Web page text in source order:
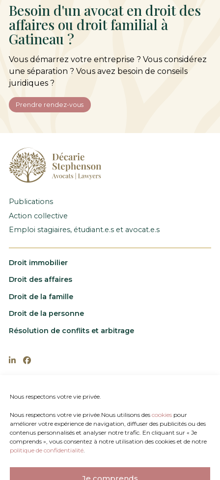
Nous respectons votre vie privée.
Nous respectons votre vie privée.Nous utilisons des cookies pour
améliorer votre expérience de navigation, diffuser des publicités ou des
contenus personnalisés et analyser notre trafic. En cliquant sur « Je
comprends », vous consentez à notre utilisation des cookies et de notre
politique de confidentialité.
Je comprends
Besoin d'un avocat en droit des
affaires ou droit familial à
Gatineau ?
Vous démarrez votre entreprise ? Vous considérez
une séparation ? Vous avez besoin de conseils
juridiques ?
Prendre rendez-vous
Publications
Action collective
Emploi stagiaires, étudiant.e.s et avocat.e.s
Droit immobilier
Droit des affaires
Droit de la famille
Droit de la personne
Résolution de conflits et arbitrage
Fax : 819.770.6667
medecarie@avocatsgatineau.ca
mestephenson@avocatsgatineau.ca